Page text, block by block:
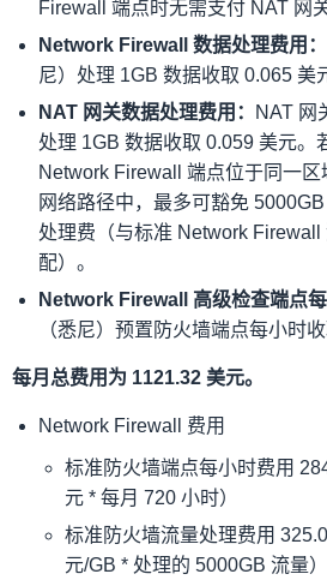
Firewall 端点时无需支付 NAT 网
Network Firewall 数据处理费用：
尼）处理 1GB 数据收取 0.065 美
NAT 网关数据处理费用：
NAT 网
处理 1GB 数据收取 0.059 美元。
Network Firewall 端点位于同一
网络路径中，最多可豁免
处理费（与标准 Network Firewall
配）。
Network Firewall 高级检查端点每
（悉尼）预置防火墙端点每小时
每月总费用为 1121.32 美元。
Network Firewall 费用
标准防火墙端点每小时费用
元 * 每月 720 小时）
标准防火墙流量处理费用
元/GB * 处理的 5000GB 流量）